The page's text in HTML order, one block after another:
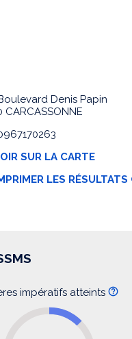
Denis Papin
CARCASSONNE
SUR LA CARTE
LES
impératifs atteints